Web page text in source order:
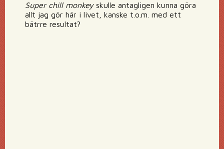
Super chill monkeyskulle antagligen kunna göra
allt jag gör här i livet, kanske t.o.m. med ett
bätrre resultat?